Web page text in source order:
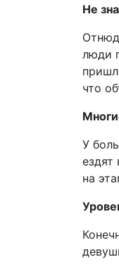
Не
люди
что
У
на